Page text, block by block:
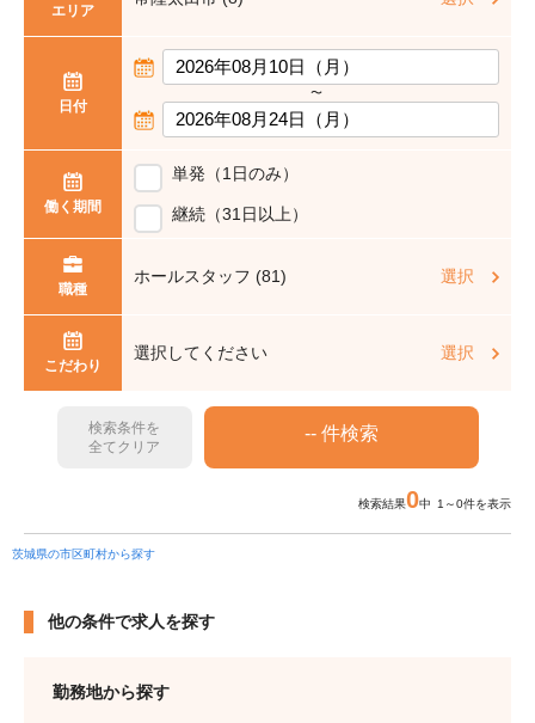
エリア
日付
〜
働く期間
単発（1日のみ）
継続（31日以上）
職種
ホールスタッフ (81) 選択
こだわり
選択してください 選択
検索条件を
全てクリア
検索結果0中 1～0件を表示
茨城県の市区町村から探す
他の条件で求人を探す
勤務地から探す